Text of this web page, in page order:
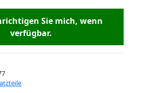
Sie mich, wenn
verfügbar.